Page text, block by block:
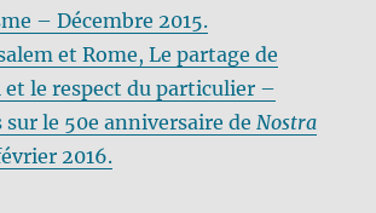
– Décembre 2015.
et Rome, Le partage de
et le respect du particulier –
le 50e anniversaire de Nostra
2016.